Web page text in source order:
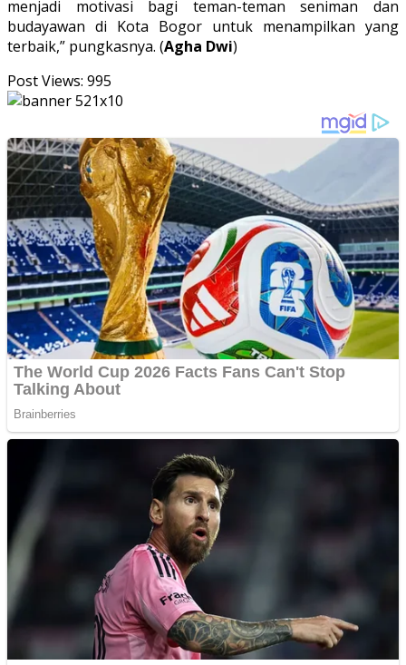
menjadi motivasi bagi teman-teman seniman dan
budayawan di Kota Bogor untuk menampilkan yang
terbaik,” pungkasnya. (Agha Dwi)
Post Views: 995